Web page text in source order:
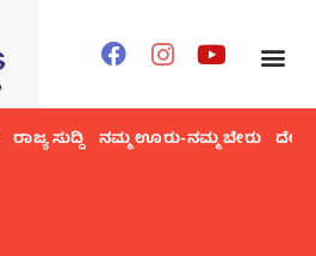
ರಾಜ್ಯ ಸುದ್ದಿ ನಮ್ಮ ಊರು-ನಮ್ಮ ಬೇರು ದೇಶ